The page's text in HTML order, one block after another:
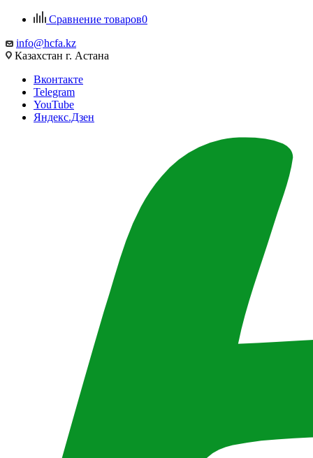
Сравнение товаров0
info@hcfa.kz
Казахстан г. Астана
Вконтакте
Telegram
YouTube
Яндекс.Дзен